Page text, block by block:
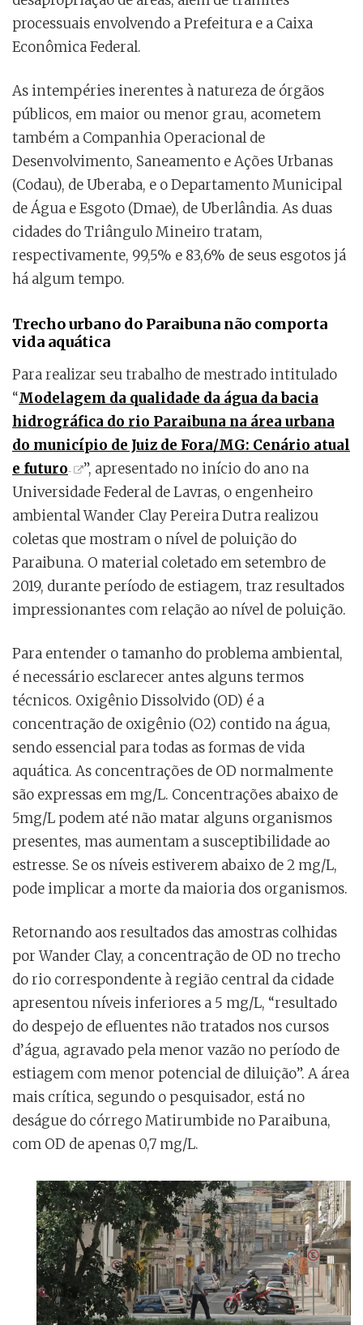
processuais envolvendo a Prefeitura e a Caixa
Econômica Federal.
As intempéries inerentes à natureza de órgãos
públicos, em maior ou menor grau, acometem
também a Companhia Operacional de
Desenvolvimento, Saneamento e Ações Urbanas
(Codau), de Uberaba, e o Departamento Municipal
de Água e Esgoto (Dmae), de Uberlândia. As duas
cidades do Triângulo Mineiro tratam,
respectivamente, 99,5% e 83,6% de seus esgotos já
há algum tempo.
Trecho urbano do Paraibuna não comporta
vida aquática
Para realizar seu trabalho de mestrado intitulado
“Modelagem da qualidade da água da bacia
hidrográfica do rio Paraibuna na área urbana
do município de Juiz de Fora/MG: Cenário atual
e futuro
”, apresentado no início do ano na
Universidade Federal de Lavras, o engenheiro
ambiental Wander Clay Pereira Dutra realizou
coletas que mostram o nível de poluição do
Paraibuna. O material coletado em setembro de
2019, durante período de estiagem, traz resultados
impressionantes com relação ao nível de poluição.
Para entender o tamanho do problema ambiental,
é necessário esclarecer antes alguns termos
técnicos. Oxigênio Dissolvido (OD) é a
concentração de oxigênio (O2) contido na água,
sendo essencial para todas as formas de vida
aquática. As concentrações de OD normalmente
são expressas em mg/L. Concentrações abaixo de
5mg/L podem até não matar alguns organismos
presentes, mas aumentam a susceptibilidade ao
estresse. Se os níveis estiverem abaixo de 2 mg/L,
pode implicar a morte da maioria dos organismos.
Retornando aos resultados das amostras colhidas
por Wander Clay, a concentração de OD no trecho
do rio correspondente à região central da cidade
apresentou níveis inferiores a 5 mg/L, “resultado
do despejo de efluentes não tratados nos cursos
d’água, agravado pela menor vazão no período de
estiagem com menor potencial de diluição”. A área
mais crítica, segundo o pesquisador, está no
deságue do córrego Matirumbide no Paraibuna,
com OD de apenas 0,7 mg/L.